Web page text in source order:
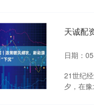
天诚配
日期：
21世纪
夕，在